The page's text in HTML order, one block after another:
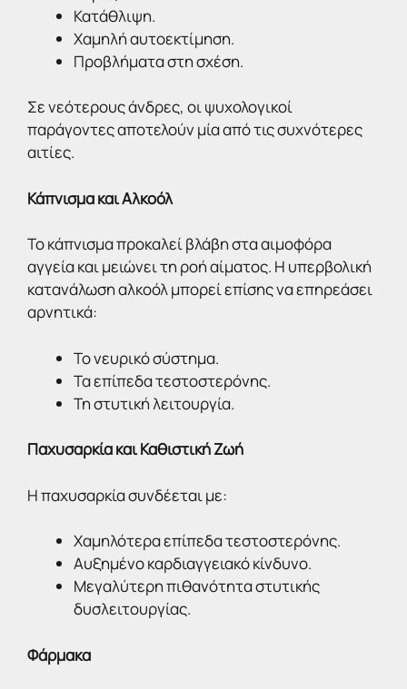
Κατάθλιψη.
Χαμηλή αυτοεκτίμηση.
Προβλήματα στη σχέση.
Σε νεότερους άνδρες, οι ψυχολογικοί
παράγοντες αποτελούν μία από τις συχνότερες
αιτίες.
Κάπνισμα και Αλκοόλ
Το κάπνισμα προκαλεί βλάβη στα αιμοφόρα
αγγεία και μειώνει τη ροή αίματος. Η υπερβολική
κατανάλωση αλκοόλ μπορεί επίσης να επηρεάσει
αρνητικά:
Το νευρικό σύστημα.
Τα επίπεδα τεστοστερόνης.
Τη στυτική λειτουργία.
Παχυσαρκία και Καθιστική Ζωή
Η παχυσαρκία συνδέεται με:
Χαμηλότερα επίπεδα τεστοστερόνης.
Αυξημένο καρδιαγγειακό κίνδυνο.
Μεγαλύτερη πιθανότητα στυτικής
δυσλειτουργίας.
Φάρμακα